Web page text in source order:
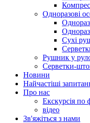
Одноразові
Сухі
Рушник у
Серветки-
Новини
Найчастіші
Про нас
Екскурсія по
відео
Зв'яжіться з нами